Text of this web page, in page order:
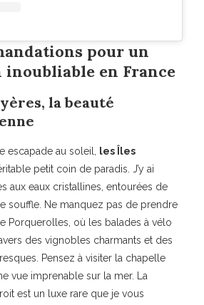
pour un
inoubliable en France
la beauté
escapade au soleil, les Îles
petit coin de paradis. J’y ai
aux eaux cristallines, entourées de
souffle. Ne manquez pas de prendre
Porquerolles, où les balades à vélo
des vignobles charmants et des
Pensez à visiter la chapelle
vue imprenable sur la mer. La
est un luxe rare que je vous